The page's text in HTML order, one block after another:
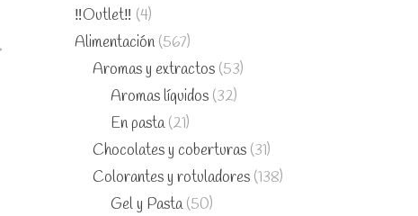
‼️Outlet‼️ (4)
Alimentación (567)
Aromas y extractos (53)
Aromas líquidos (32)
En pasta (21)
Chocolates y coberturas (31)
Colorantes y rotuladores (138)
Gel y Pasta (50)